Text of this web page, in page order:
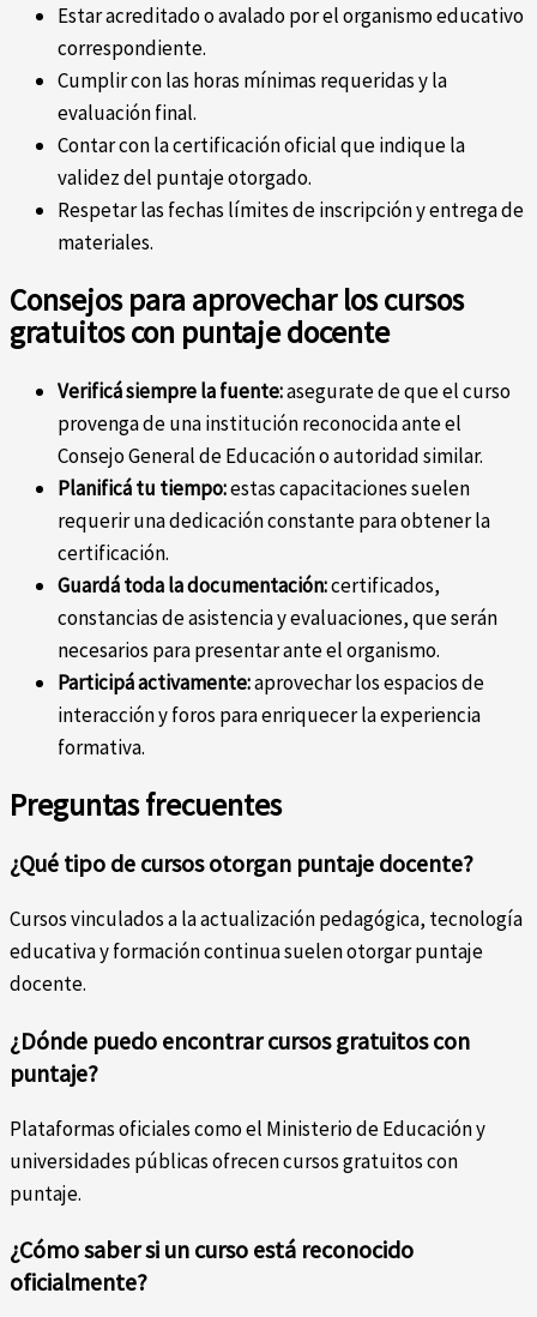
Estar acreditado o avalado por el organismo educativo
correspondiente.
Cumplir con las horas mínimas requeridas y la
evaluación final.
Contar con la certificación oficial que indique la
validez del puntaje otorgado.
Respetar las fechas límites de inscripción y entrega de
materiales.
Consejos para aprovechar los cursos
gratuitos con puntaje docente
Verificá siempre la fuente:asegurate de que el curso
provenga de una institución reconocida ante el
Consejo General de Educación o autoridad similar.
Planificá tu tiempo:estas capacitaciones suelen
requerir una dedicación constante para obtener la
certificación.
Guardá toda la documentación:certificados,
constancias de asistencia y evaluaciones, que serán
necesarios para presentar ante el organismo.
Participá activamente:aprovechar los espacios de
interacción y foros para enriquecer la experiencia
formativa.
Preguntas frecuentes
¿Qué tipo de cursos otorgan puntaje docente?
Cursos vinculados a la actualización pedagógica, tecnología
educativa y formación continua suelen otorgar puntaje
docente.
¿Dónde puedo encontrar cursos gratuitos con
puntaje?
Plataformas oficiales como el Ministerio de Educación y
universidades públicas ofrecen cursos gratuitos con
puntaje.
¿Cómo saber si un curso está reconocido
oficialmente?